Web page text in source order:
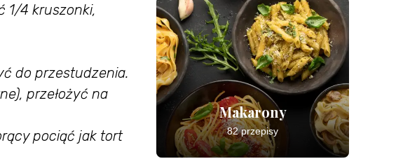
1/4 kruszonki,
do przestudzenia.
przełożyć na
pociąć jak tort
Makarony
82 przepisy